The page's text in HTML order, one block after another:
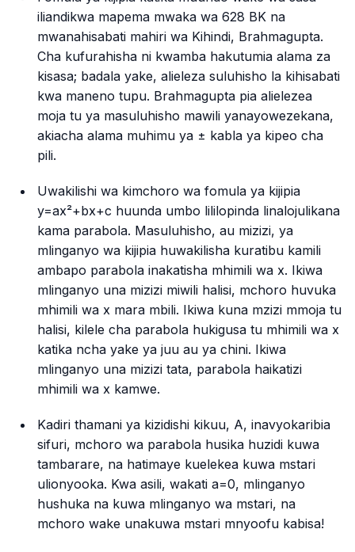
iliandikwa mapema mwaka wa 628 BK na
mwanahisabati mahiri wa Kihindi, Brahmagupta.
Cha kufurahisha ni kwamba hakutumia alama za
kisasa; badala yake, alieleza suluhisho la kihisabati
kwa maneno tupu. Brahmagupta pia alielezea
moja tu ya masuluhisho mawili yanayowezekana,
akiacha alama muhimu ya ± kabla ya kipeo cha
pili.
Uwakilishi wa kimchoro wa fomula ya kijipia
y=ax²+bx+c huunda umbo lililopinda linalojulikana
kama parabola. Masuluhisho, au mizizi, ya
mlinganyo wa kijipia huwakilisha kuratibu kamili
ambapo parabola inakatisha mhimili wa x. Ikiwa
mlinganyo una mizizi miwili halisi, mchoro huvuka
mhimili wa x mara mbili. Ikiwa kuna mzizi mmoja tu
halisi, kilele cha parabola hukigusa tu mhimili wa x
katika ncha yake ya juu au ya chini. Ikiwa
mlinganyo una mizizi tata, parabola haikatizi
mhimili wa x kamwe.
Kadiri thamani ya kizidishi kikuu, A, inavyokaribia
sifuri, mchoro wa parabola husika huzidi kuwa
tambarare, na hatimaye kuelekea kuwa mstari
ulionyooka. Kwa asili, wakatia=0, mlinganyo
hushuka na kuwa mlinganyo wa mstari, na
mchoro wake unakuwa mstari mnyoofu kabisa!